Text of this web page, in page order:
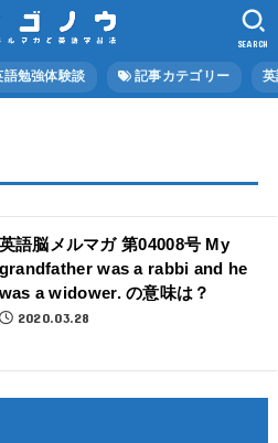
語勉強体験談 記事カテゴリー
SEARCH
英語脳メルマガ 第04008号 My
grandfather was a rabbi and he
was a widower. の意味は？
2020.03.28